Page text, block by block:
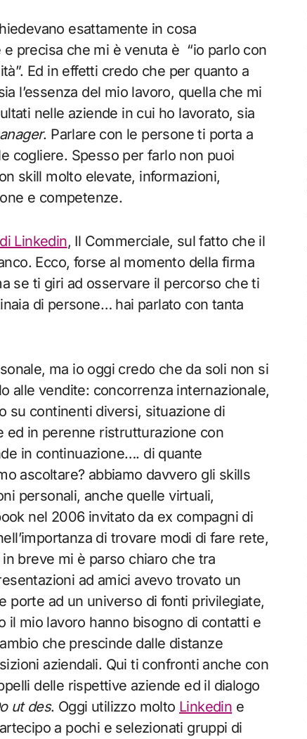
esattamente in cosa
precisa che mi è venuta è “io parlo con
Ed in effetti credo che per quanto a
l’essenza del mio lavoro, quella che mi
nelle aziende in cui ho lavorato, sia
. Parlare con le persone ti porta a
cogliere. Spesso per farlo non puoi
skill molto elevate, informazioni,
e competenze.
Linkedin, Il Commerciale, sul fatto che il
Ecco, forse al momento della firma
se ti giri ad osservare il percorso che ti
di persone… hai parlato con tanta
ma io oggi credo che da soli non si
alle vendite: concorrenza internazionale,
su continenti diversi, situazione di
ed in perenne ristrutturazione con
in continuazione…. di quante
ascoltare? abbiamo davvero gli skills
personali, anche quelle virtuali,
nel 2006 invitato da ex compagni di
di trovare modi di fare rete,
breve mi è parso chiaro che tra
ad amici avevo trovato un
porte ad un universo di fonti privilegiate,
mio lavoro hanno bisogno di contatti e
che prescinde dalle distanze
aziendali. Qui ti confronti anche con
delle rispettive aziende ed il dialogo
ut des. Oggi utilizzo molto Linkedin e
a pochi e selezionati gruppi di